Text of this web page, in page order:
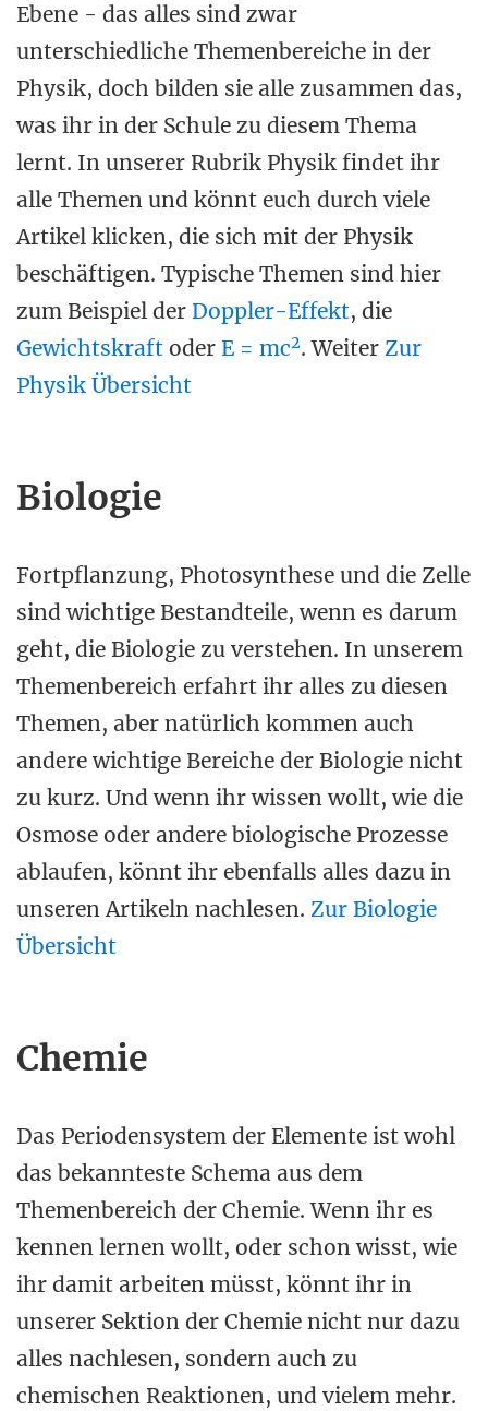
Ebene - das alles sind zwar
unterschiedliche Themenbereiche in der
Physik, doch bilden sie alle zusammen das,
was ihr in der Schule zu diesem Thema
lernt. In unserer Rubrik Physik findet ihr
alle Themen und könnt euch durch viele
Artikel klicken, die sich mit der Physik
beschäftigen. Typische Themen sind hier
zum Beispiel der Doppler-Effekt, die
Gewichtskraft oder E = mc2. Weiter Zur
Physik Übersicht
Biologie
Fortpflanzung, Photosynthese und die Zelle
sind wichtige Bestandteile, wenn es darum
geht, die Biologie zu verstehen. In unserem
Themenbereich erfahrt ihr alles zu diesen
Themen, aber natürlich kommen auch
andere wichtige Bereiche der Biologie nicht
zu kurz. Und wenn ihr wissen wollt, wie die
Osmose oder andere biologische Prozesse
ablaufen, könnt ihr ebenfalls alles dazu in
unseren Artikeln nachlesen. Zur Biologie
Übersicht
Chemie
Das Periodensystem der Elemente ist wohl
das bekannteste Schema aus dem
Themenbereich der Chemie. Wenn ihr es
kennen lernen wollt, oder schon wisst, wie
ihr damit arbeiten müsst, könnt ihr in
unserer Sektion der Chemie nicht nur dazu
alles nachlesen, sondern auch zu
chemischen Reaktionen, und vielem mehr.